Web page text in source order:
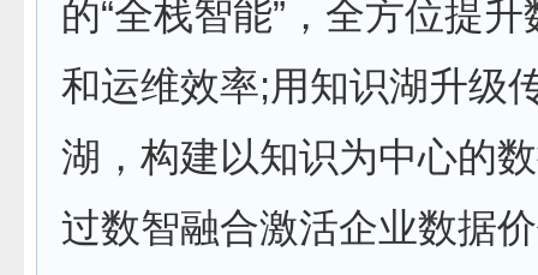
的“全栈智能”，全方位提
和运维效率;用知识湖升级
湖，构建以知识为中心的
过数智融合激活企业数据